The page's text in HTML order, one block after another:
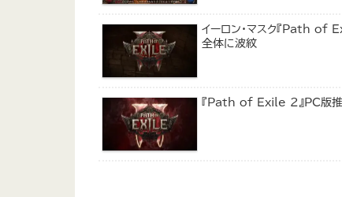
イーロン・マスク『Path of
全体に波紋
『Path of Exile 2』PC版推